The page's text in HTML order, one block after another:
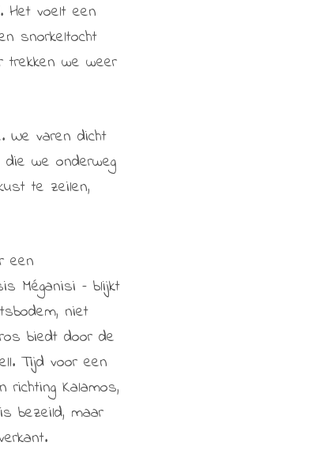
Het voelt een
snorkeltocht
we weer
We varen dicht
we onderweg
te zeilen,
een
Méganisi – blijkt
niet
biedt door de
Tijd voor een
Kalamos,
bezeild, maar